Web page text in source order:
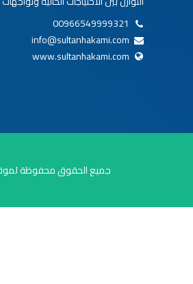
00966549999321
info@sultanhakami.com
www.sultanhakami.com
جميع الحقوق محفوظة